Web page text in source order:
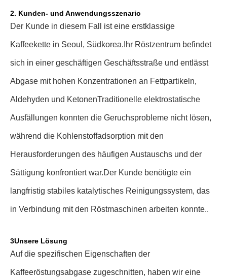
2. Kunden- und Anwendungsszenario
Der Kunde in diesem Fall ist eine erstklassige
Kaffeekette in Seoul, Südkorea. Ihr Röstzentrum befindet
sich in einer geschäftigen Geschäftsstraße und entlässt
Abgase mit hohen Konzentrationen an Fettpartikeln,
Aldehyden und KetonenTraditionelle elektrostatische
Ausfällungen konnten die Geruchsprobleme nicht lösen,
während die Kohlenstoffadsorption mit den
Herausforderungen des häufigen Austauschs und der
Sättigung konfrontiert war.Der Kunde benötigte ein
langfristig stabiles katalytisches Reinigungssystem, das
in Verbindung mit den Röstmaschinen arbeiten konnte..
3Unsere Lösung
Auf die spezifischen Eigenschaften der
Kaffeeröstungsabgase zugeschnitten, haben wir eine